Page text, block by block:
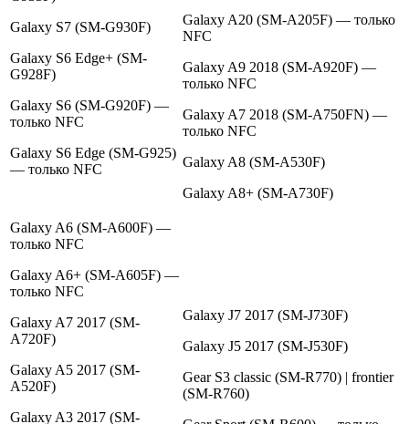
Galaxy S7 (SM-G930F)
Galaxy S6 Edge+ (SM-
G928F)
Galaxy S6 (SM-G920F) —
только NFC
Galaxy S6 Edge (SM-G925)
— только NFC
Galaxy A20 (SM-A205F) — только
NFC
Galaxy A9 2018 (SM-A920F) —
только NFC
Galaxy A7 2018 (SM-A750FN) —
только NFC
Galaxy A8 (SM-A530F)
Galaxy A8+ (SM-A730F)
Galaxy A6 (SM-A600F) —
только NFC
Galaxy A6+ (SM-A605F) —
только NFC
Galaxy A7 2017 (SM-
A720F)
Galaxy A5 2017 (SM-
A520F)
Galaxy A3 2017 (SM-
Galaxy J7 2017 (SM-J730F)
Galaxy J5 2017 (SM-J530F)
Gear S3 classic (SM-R770) | frontier
(SM-R760)